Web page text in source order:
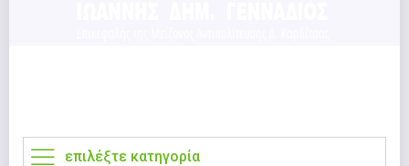
επιλέξτε κατηγορία